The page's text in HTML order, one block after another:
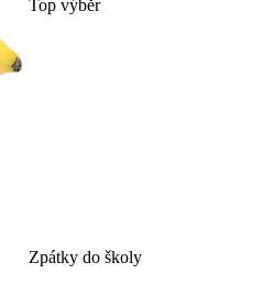
Top výběr
Zpátky do školy